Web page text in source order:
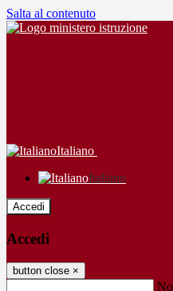
Salta al contenuto
Italiano
Italiano
Accedi
Accedi
button close ×